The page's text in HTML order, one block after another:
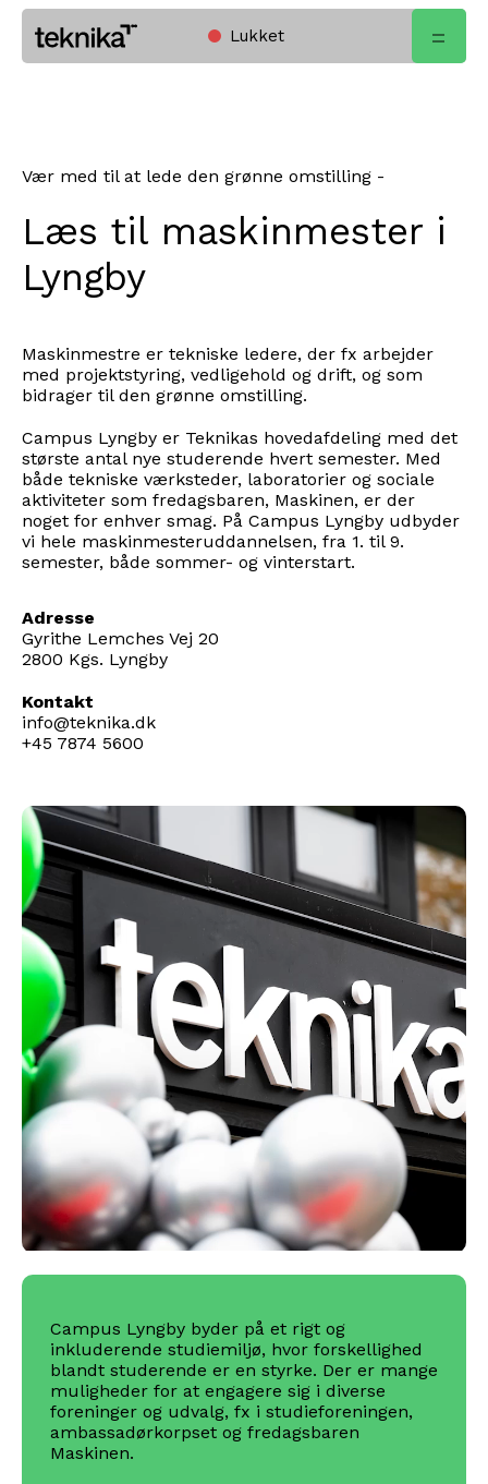
Home Lukket
Open
Vær med til at lede den grønne omstilling -
Læs til maskinmester i
Lyngby
Maskinmestre er tekniske ledere, der fx arbejder
med projektstyring, vedligehold og drift, og som
bidrager til den grønne omstilling.
Campus Lyngby er Teknikas hovedafdeling med det
største antal nye studerende hvert semester. Med
både tekniske værksteder, laboratorier og sociale
aktiviteter som fredagsbaren, Maskinen, er der
noget for enhver smag. På Campus Lyngby udbyder
vi hele maskinmesteruddannelsen, fra 1. til 9.
semester, både sommer- og vinterstart.
Adresse
Gyrithe Lemches Vej 20
2800 Kgs. Lyngby
Kontakt
info@teknika.dk
+45 7874 5600
Campus Lyngby byder på et rigt og
inkluderende studiemiljø, hvor forskellighed
blandt studerende er en styrke. Der er mange
muligheder for at engagere sig i diverse
foreninger og udvalg, fx i studieforeningen,
ambassadørkorpset og fredagsbaren
Maskinen.